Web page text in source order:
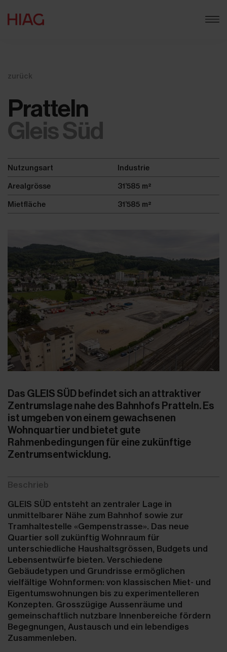
Pratteln
Gleis Süd
zurück
Nutzungsart
Industrie
Arealgrösse
31’585 m²
Mietfläche
31’585 m²
Das GLEIS SÜD befindet sich an attraktiver
Zentrumslage nahe des Bahnhofs Pratteln. Es
ist umgeben von einem gewachsenen
Wohnquartier und bietet gute
Rahmenbedingungen für eine zukünftige
Zentrumsentwicklung.
Beschrieb
GLEIS SÜD entsteht an zentraler Lage in
unmittelbarer Nähe zum Bahnhof sowie zur
Tramhaltestelle «Gempenstrasse». Das neue
Quartier soll zukünftig Wohnraum für
unterschiedliche Haushaltsgrössen, Budgets und
Lebensentwürfe bieten. Verschiedene
Gebäudetypen und Grundrisse ermöglichen
vielfältige Wohnformen: von klassischen Miet- und
Eigentumswohnungen bis zu experimentelleren
Konzepten. Grosszügige Aussenräume und
gemeinschaftlich nutzbare Innenbereiche fördern
Begegnungen, Austausch und ein lebendiges
Zusammenleben.